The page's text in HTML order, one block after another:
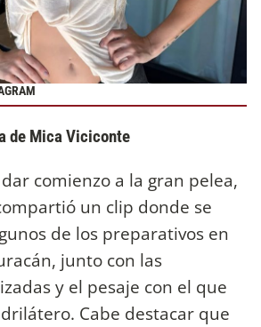
de Mica Viciconte
comienzo a la gran pelea,
un clip donde se
de los preparativos en
junto con las
y el pesaje con el que
Cabe destacar que